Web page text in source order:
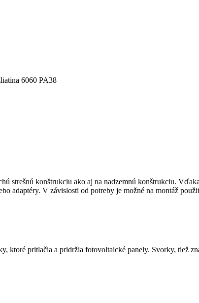
6060 PA38
strešnú konštrukciu ako aj na nadzemnú konštrukciu.
adaptéry. V závislosti od potreby je možné na montáž
ktoré pritlačia a pridržia fotovoltaické panely. Svorky, tiež